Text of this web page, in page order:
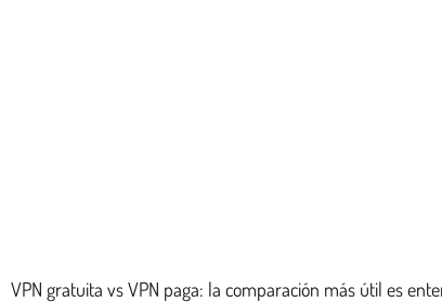
VPN gratuita vs VPN paga: la comparación más útil es